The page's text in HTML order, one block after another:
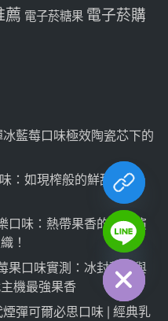
薦 電子菸糖果 電子菸購
藍莓口味極效陶瓷芯下的
：如現榨般的鮮甜沁涼，
口味：熱帶果香的全新演
！
果口味實測：冰封藍莓與
機最強果香
彈可爾必思口味 | 經典乳
Hide
chaty